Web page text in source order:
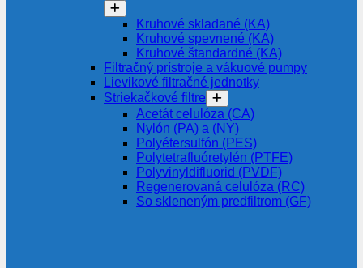
Kruhové skladané (KA)
Kruhové spevnené (KA)
Kruhové štandardné (KA)
Filtračný prístroje a vákuové pumpy
Lievikové filtračné jednotky
Striekačkové filtre
Acetát celulóza (CA)
Nylón (PA) a (NY)
Polyétersulfón (PES)
Polytetrafluóretylén (PTFE)
Polyvinyldifluorid (PVDF)
Regenerovaná celulóza (RC)
So skleneným predfiltrom (GF)